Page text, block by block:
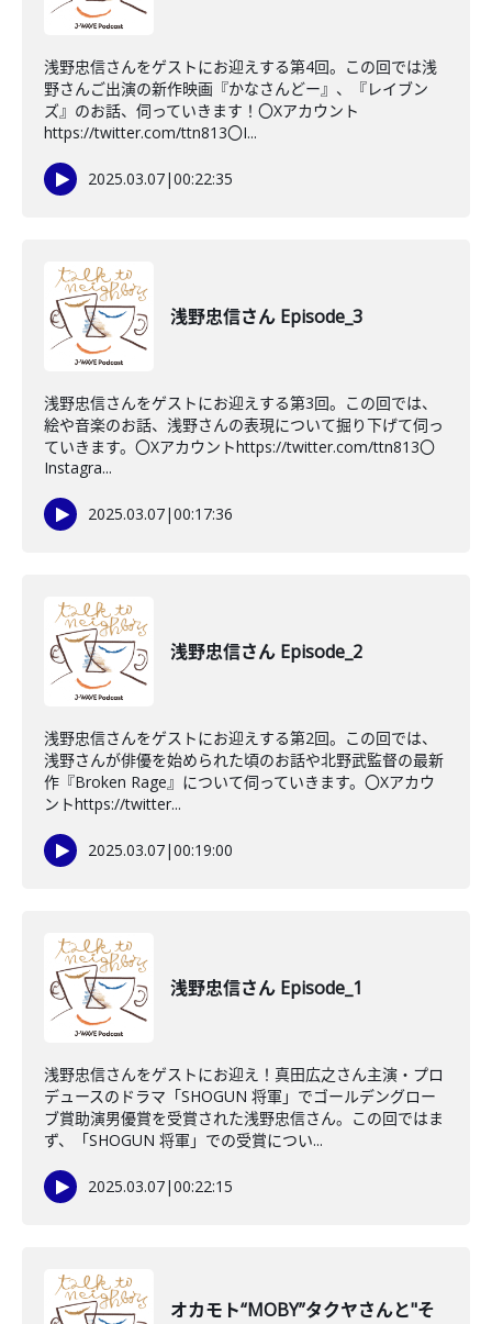
浅野忠信さんをゲストにお迎えする第4回。この回では浅
野さんご出演の新作映画『かなさんどー』、『レイブン
ズ』のお話、伺っていきます！〇Xアカウント
https://twitter.com/ttn813〇I...
2025.03.07|00:22:35
浅野忠信さん Episode_3
浅野忠信さんをゲストにお迎えする第3回。この回では、
絵や音楽のお話、浅野さんの表現について掘り下げて伺っ
ていきます。〇Xアカウントhttps://twitter.com/ttn813〇
Instagra...
2025.03.07|00:17:36
浅野忠信さん Episode_2
浅野忠信さんをゲストにお迎えする第2回。この回では、
浅野さんが俳優を始められた頃のお話や北野武監督の最新
作『Broken Rage』について伺っていきます。〇Xアカウ
ントhttps://twitter...
2025.03.07|00:19:00
浅野忠信さん Episode_1
浅野忠信さんをゲストにお迎え！真田広之さん主演・プロ
デュースのドラマ「SHOGUN 将軍」でゴールデングロー
ブ賞助演男優賞を受賞された浅野忠信さん。この回ではま
ず、「SHOGUN 将軍」での受賞につい...
2025.03.07|00:22:15
オカモト“MOBY”タクヤさんと"そ